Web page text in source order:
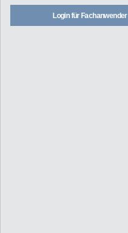
Login für Fachanwender